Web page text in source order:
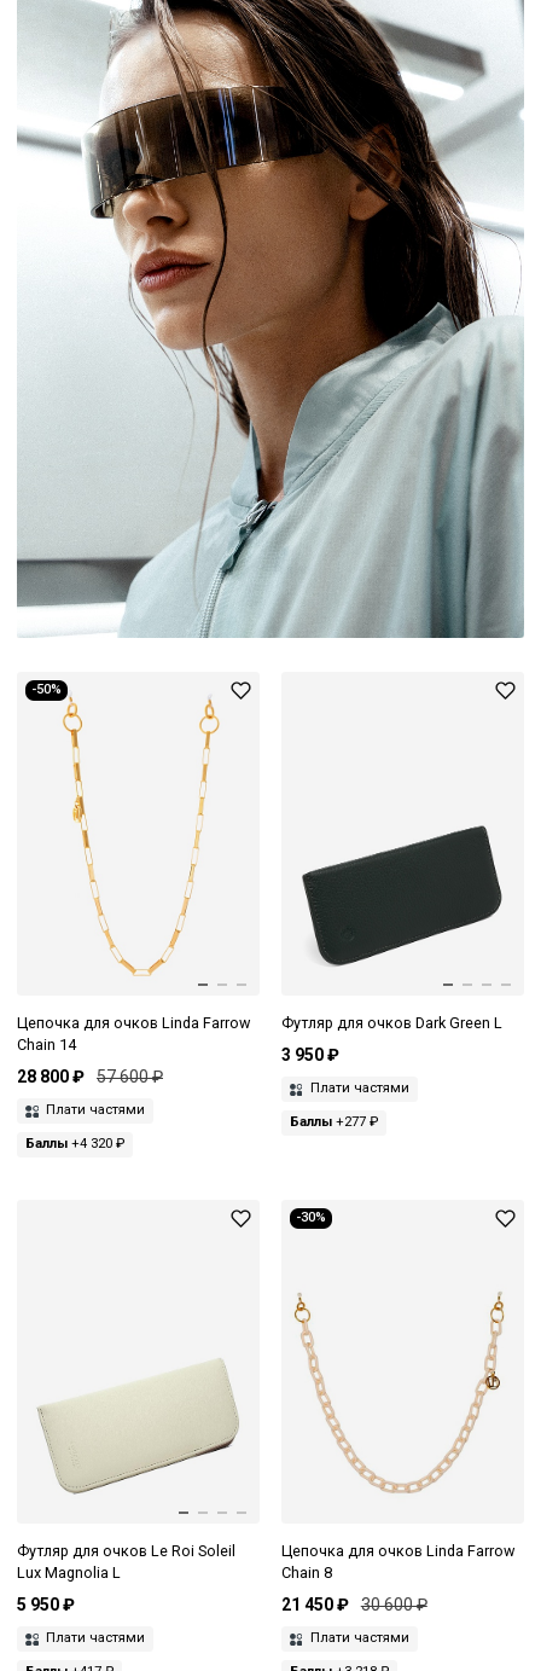
-50%
Цепочка для очков Linda Farrow
Chain 14
28 800 ₽ 57 600 ₽
Плати частями
Баллы +4 320 ₽
Футляр для очков Dark Green L
3 950 ₽
Плати частями
Баллы+277 ₽
Футляр для очков Le Roi Soleil
Lux Magnolia L
5 950 ₽
Плати частями
-30%
Цепочка для очков Linda Farrow
Chain 8
21 450 ₽ 30 600 ₽
Плати частями